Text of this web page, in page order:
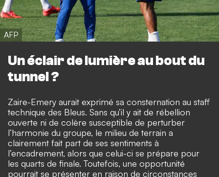
AFP
Un éclair de lumière au bout du
tunnel ?
Zaire-Emery aurait exprimé sa consternation au staff
technique des Bleus. Sans qu’il y ait de rébellion
ouverte ni de colère susceptible de perturber
l’harmonie du groupe, le milieu de terrain a
clairement fait part de ses sentiments à
l’encadrement, alors que celui-ci se prépare pour
les quarts de finale. Toutefois, une opportunité
pourrait se présenter en raison de circonstances